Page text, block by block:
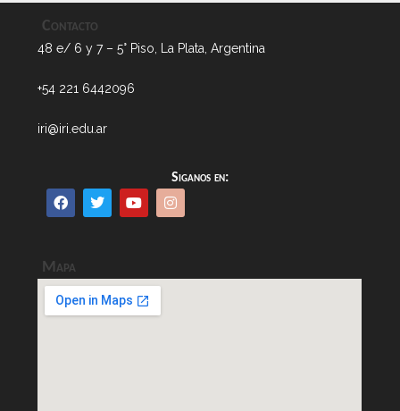
Contacto
48 e/ 6 y 7 – 5° Piso, La Plata, Argentina
+54 221 6442096
iri@iri.edu.ar
Siganos en:
Mapa